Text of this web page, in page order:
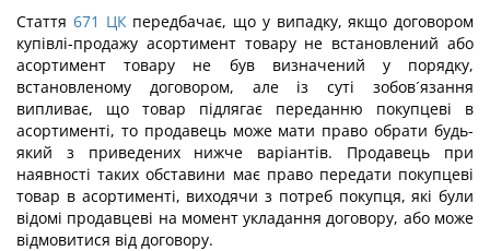
Стаття 671 ЦКпередбачає, що у випадку, якщо договором
купівлі-продажу асортимент товару не встановлений або
асортимент товару не був визначений у порядку,
встановленому договором, але із суті зобов´язання
випливає, що товар підлягає переданню покупцеві в
асортименті, то продавець може мати право обрати будь-
який з приведених нижче варіантів. Продавець при
наявності таких обставини має право передати покупцеві
товар в асортименті, виходячи з потреб покупця, які були
відомі продавцеві на момент укладання договору, або може
відмовитися від договору.